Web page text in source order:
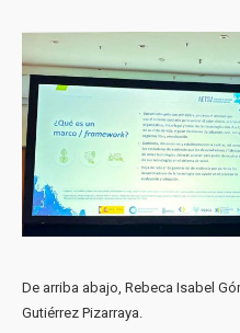
De arriba abajo, Rebeca Isabel
Gutiérrez Pizarraya.